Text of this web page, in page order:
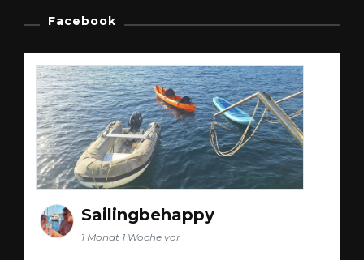
Facebook
Sailingbehappy
1 Monat 1 Woche vor